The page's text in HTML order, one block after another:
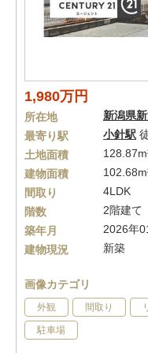
1,980万円
所在地 新潟県
最寄り駅
小針駅
土地面積
建物面積
間取り
4LDK
階数
2階建て
築年月
2026年
建物現況
新築
画像カテゴリ
外観 間取り
駐車場